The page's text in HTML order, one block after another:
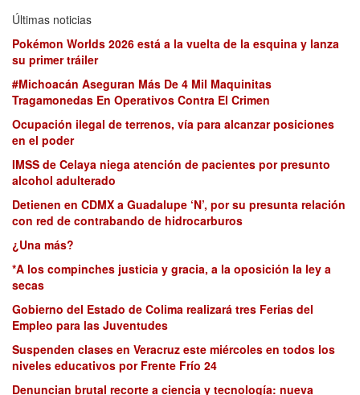
Últimas noticias
Pokémon Worlds 2026 está a la vuelta de la esquina y lanza
su primer tráiler
#Michoacán Aseguran Más De 4 Mil Maquinitas
Tragamonedas En Operativos Contra El Crimen
Ocupación ilegal de terrenos, vía para alcanzar posiciones
en el poder
IMSS de Celaya niega atención de pacientes por presunto
alcohol adulterado
Detienen en CDMX a Guadalupe ‘N’, por su presunta relación
con red de contrabando de hidrocarburos
¿Una más?
*A los compinches justicia y gracia, a la oposición la ley a
secas
Gobierno del Estado de Colima realizará tres Ferias del
Empleo para las Juventudes
Suspenden clases en Veracruz este miércoles en todos los
niveles educativos por Frente Frío 24
Denuncian brutal recorte a ciencia y tecnología: nueva